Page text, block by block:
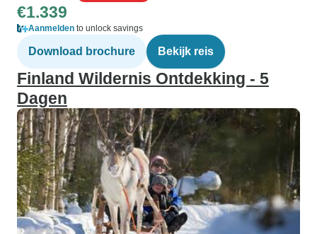
€1.339
Aanmelden to unlock savings
Download brochure Bekijk reis
Finland Wildernis Ontdekking - 5
Dagen